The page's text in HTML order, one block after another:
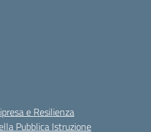
e Resilienza
Pubblica Istruzione